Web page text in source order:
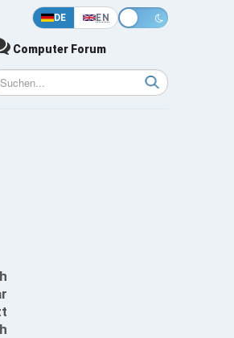
DE EN
Computer Forum